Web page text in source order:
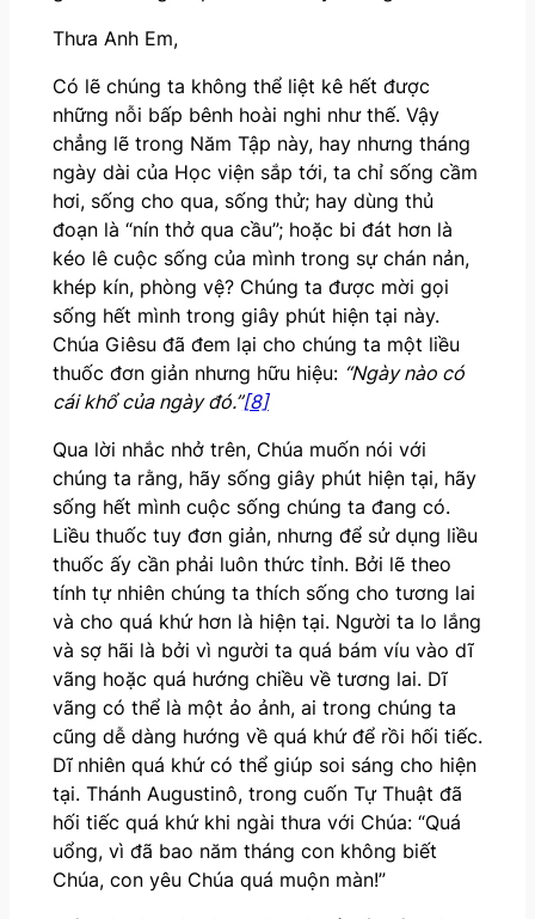
Thưa Anh Em,
Có lẽ chúng ta không thể liệt kê hết được
những nỗi bấp bênh hoài nghi như thế. Vậy
chẳng lẽ trong Năm Tập này, hay nhưng tháng
ngày dài của Học viện sắp tới, ta chỉ sống cầm
hơi, sống cho qua, sống thử; hay dùng thủ
đoạn là “nín thở qua cầu”; hoặc bi đát hơn là
kéo lê cuộc sống của mình trong sự chán nản,
khép kín, phòng vệ? Chúng ta được mời gọi
sống hết mình trong giây phút hiện tại này.
Chúa Giêsu đã đem lại cho chúng ta một liều
thuốc đơn giản nhưng hữu hiệu: “Ngày nào có
cái khổ của ngày đó.”[8]
Qua lời nhắc nhở trên, Chúa muốn nói với
chúng ta rằng, hãy sống giây phút hiện tại, hãy
sống hết mình cuộc sống chúng ta đang có.
Liều thuốc tuy đơn giản, nhưng để sử dụng liều
thuốc ấy cần phải luôn thức tỉnh. Bởi lẽ theo
tính tự nhiên chúng ta thích sống cho tương lai
và cho quá khứ hơn là hiện tại. Người ta lo lắng
và sợ hãi là bởi vì người ta quá bám víu vào dĩ
vãng hoặc quá hướng chiều về tương lai. Dĩ
vãng có thể là một ảo ảnh, ai trong chúng ta
cũng dễ dàng hướng về quá khứ để rồi hối tiếc.
Dĩ nhiên quá khứ có thể giúp soi sáng cho hiện
tại. Thánh Augustinô, trong cuốn Tự Thuật đã
hối tiếc quá khứ khi ngài thưa với Chúa: “Quá
uổng, vì đã bao năm tháng con không biết
Chúa, con yêu Chúa quá muộn màn!”